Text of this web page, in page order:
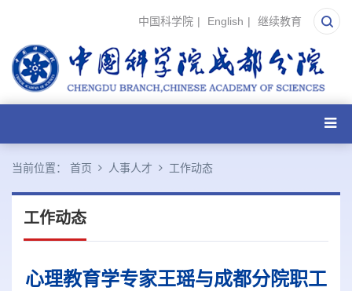
中国科学院 | English | 继续教育
当前位置： 首页 人事人才 工作动态
工作动态
心理教育学专家王瑶与成都分院职工